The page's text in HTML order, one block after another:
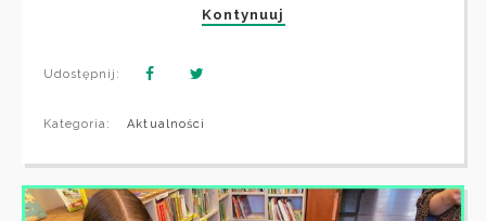
Kontynuuj
Udostępnij:
Kategoria: Aktualności